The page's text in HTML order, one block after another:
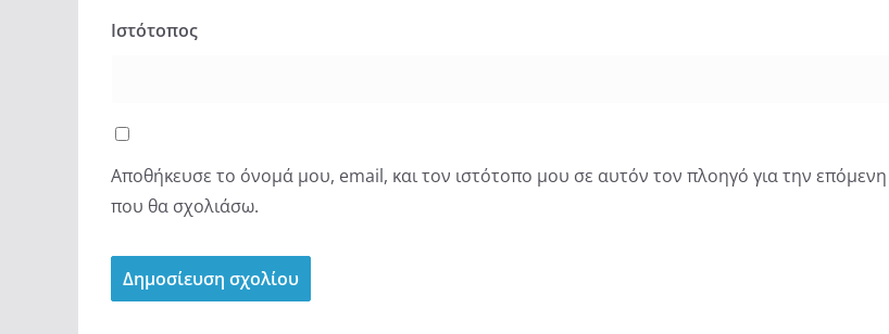
Ιστότοπος
Αποθήκευσε το όνομά μου, email, και τον ιστότοπο μου σε αυτόν τον πλοηγό για την
που θα σχολιάσω.